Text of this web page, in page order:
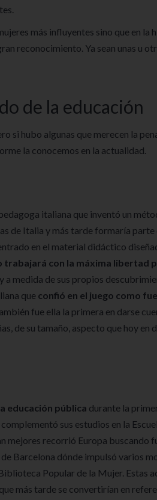
más influyentes sino que en la
reconocimiento. Ya sean unas u
de la educación
si hubo algunas que merecen la
la conocemos en la actualidad.
italiana que inventó un
de Italia y más tarde formaría parte
en el material didáctico
con la máxima libertad
y a medida de sus propios
que confió en el juego como
fue ella la primera en darse
de su tamaño, aspecto que hoy en
educación pública durante la
sus estudios en la
mejores recorrió Europa buscando
Barcelona dónde impulsó varios
Popular de la Mujer. Estas
más tarde se convertirían en